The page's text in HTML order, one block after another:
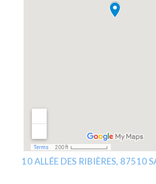
10 ALLÉE DES RIBIÈRES, 87510